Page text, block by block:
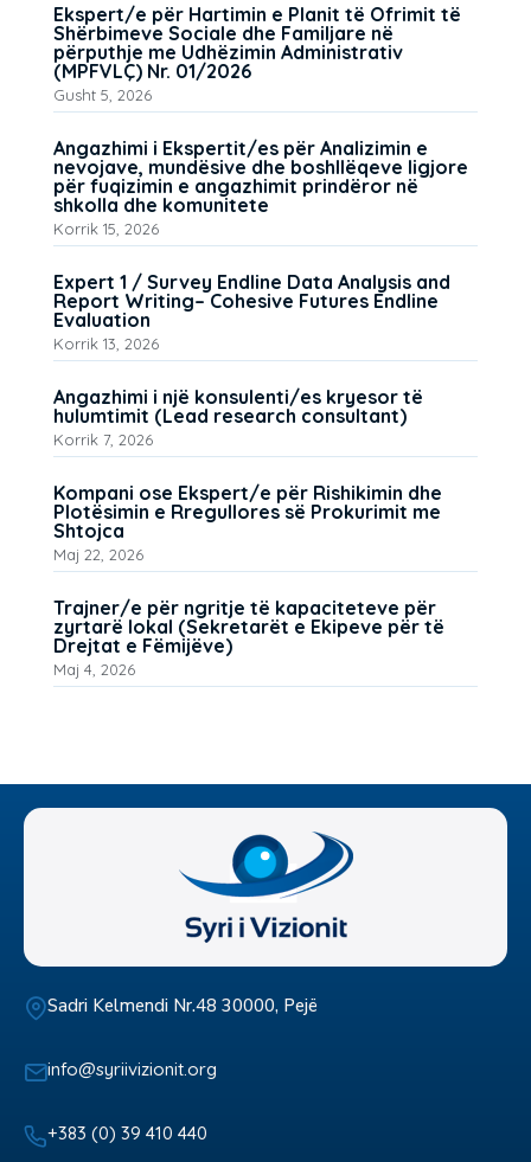
Ekspert/e për Hartimin e Planit të Ofrimit të
Shërbimeve Sociale dhe Familjare në
përputhje me Udhëzimin Administrativ
(MPFVLÇ) Nr. 01/2026
Gusht 5, 2026
Angazhimi i Ekspertit/es për Analizimin e
nevojave, mundësive dhe boshllëqeve ligjore
për fuqizimin e angazhimit prindëror në
shkolla dhe komunitete
Korrik 15, 2026
Expert 1 / Survey Endline Data Analysis and
Report Writing– Cohesive Futures Endline
Evaluation
Korrik 13, 2026
Angazhimi i një konsulenti/es kryesor të
hulumtimit (Lead research consultant)
Korrik 7, 2026
Kompani ose Ekspert/e për Rishikimin dhe
Plotësimin e Rregullores së Prokurimit me
Shtojca
Maj 22, 2026
Trajner/e për ngritje të kapaciteteve për
zyrtarë lokal (Sekretarët e Ekipeve për të
Drejtat e Fëmijëve)
Maj 4, 2026
Sadri Kelmendi Nr.48 30000, Pejë
info@syriivizionit.org
+383 (0) 39 410 440